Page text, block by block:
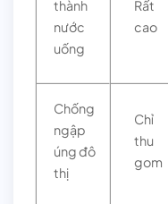
thành
nước
uống
Rất
cao
Chống
ngập
úng đô
thị
Chỉ
thu
gom